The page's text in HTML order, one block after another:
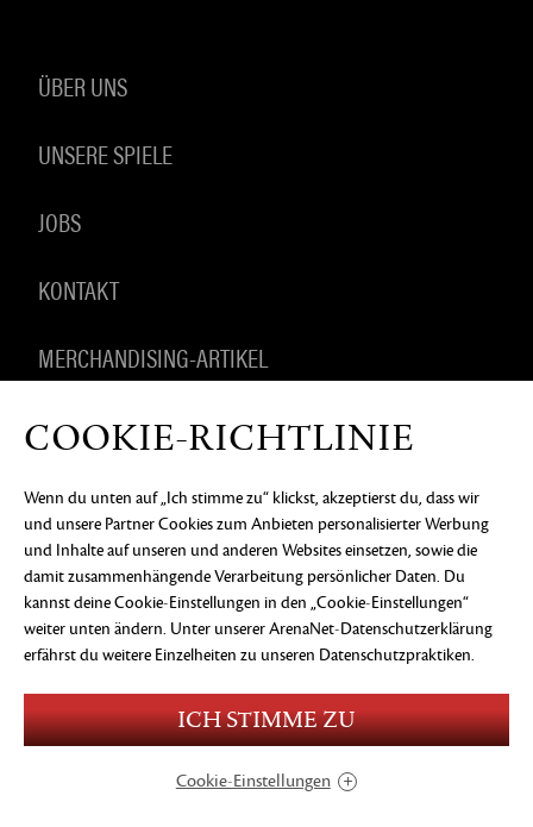
ÜBER UNS
UNSERE SPIELE
JOBS
KONTAKT
MERCHANDISING-ARTIKEL
DATENSCHUTZERKLÄRUNG
RECHTLICHE
INFORMATIONEN
KEIN VERKAUF ODER KEINE
WEITERGABE MEINER PERSONENBEZOGENEN
DATEN
COOKIE-EINSTELLUNGEN
©2026 ArenaNet, LLC. Alle Rechte vorbehalten. Alle
Warenzeichen sind das Eigentum ihrer jeweiligen
Besitzer.
Language
Use of Alcohol
Violence
Users Interact
COOKIE-RICHTLINIE
Wenn du unten auf „Ich stimme zu“ klickst, akzeptierst du, dass wir
und unsere Partner Cookies zum Anbieten personalisierter Werbung
und Inhalte auf unseren und anderen Websites einsetzen, sowie die
damit zusammenhängende Verarbeitung persönlicher Daten. Du
kannst deine Cookie-Einstellungen in den „Cookie-Einstellungen“
weiter unten ändern. Unter unserer ArenaNet-Datenschutzerklärung
erfährst du weitere Einzelheiten zu unseren Datenschutzpraktiken.
ICH STIMME ZU
Cookie-Einstellungen